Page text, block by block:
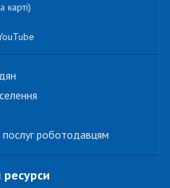
карті)
роботодавцям
ресурси